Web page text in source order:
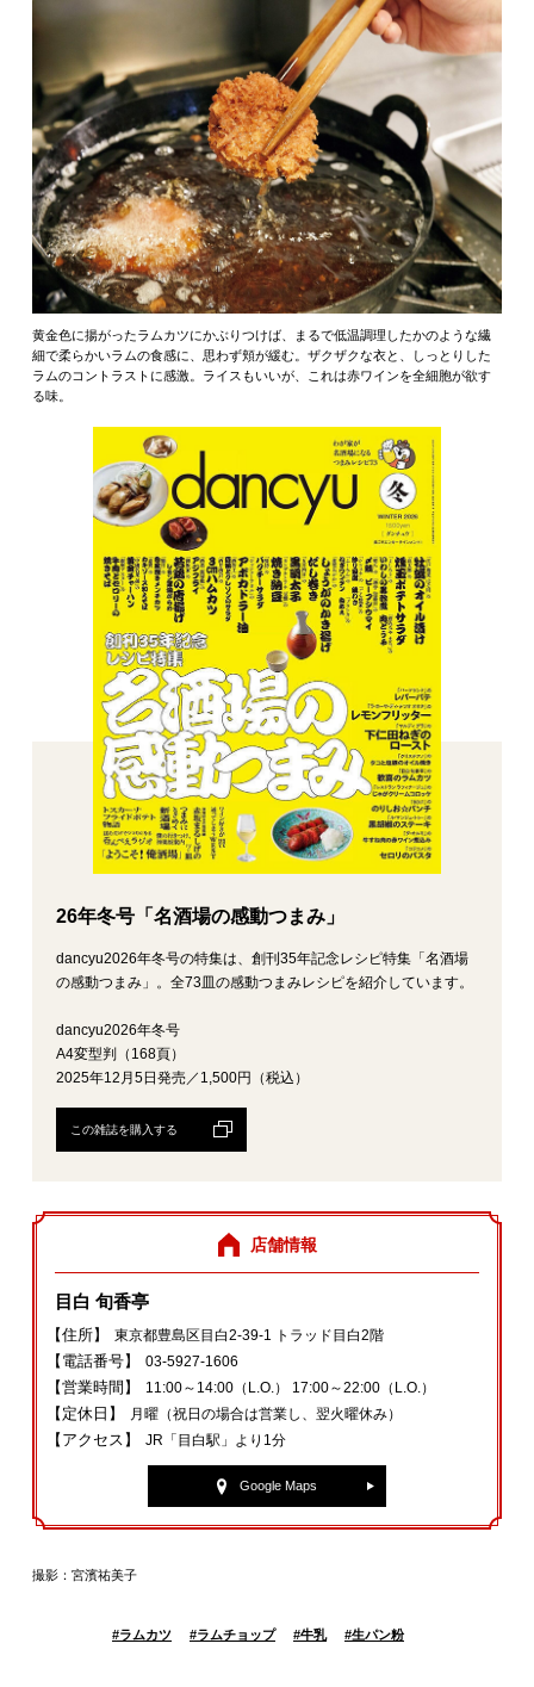
黄金色に揚がったラムカツにかぶりつけば、まるで低温調理したかのような繊
細で柔らかいラムの食感に、思わず頬が緩む。ザクザクな衣と、しっとりした
ラムのコントラストに感激。ライスもいいが、これは赤ワインを全細胞が欲す
る味。
26年冬号「名酒場の感動つまみ」
dancyu2026年冬号の特集は、創刊35年記念レシピ特集「名酒場
の感動つまみ」。全73皿の感動つまみレシピを紹介しています。
dancyu2026年冬号
A4変型判（168頁）
2025年12月5日発売／1,500円（税込）
この雑誌を購入する
店舗情報
目白 旬香亭
【住所】 東京都豊島区目白2‐39‐1 トラッド目白2階
【電話番号】 03‐5927‐1606
【営業時間】 11:00～14:00（L.O.） 17:00～22:00（L.O.）
【定休日】 月曜（祝日の場合は営業し、翌火曜休み）
【アクセス】 JR「目白駅」より1分
Google Maps
撮影：宮濱祐美子
#ラムカツ #ラムチョップ #牛乳 #生パン粉